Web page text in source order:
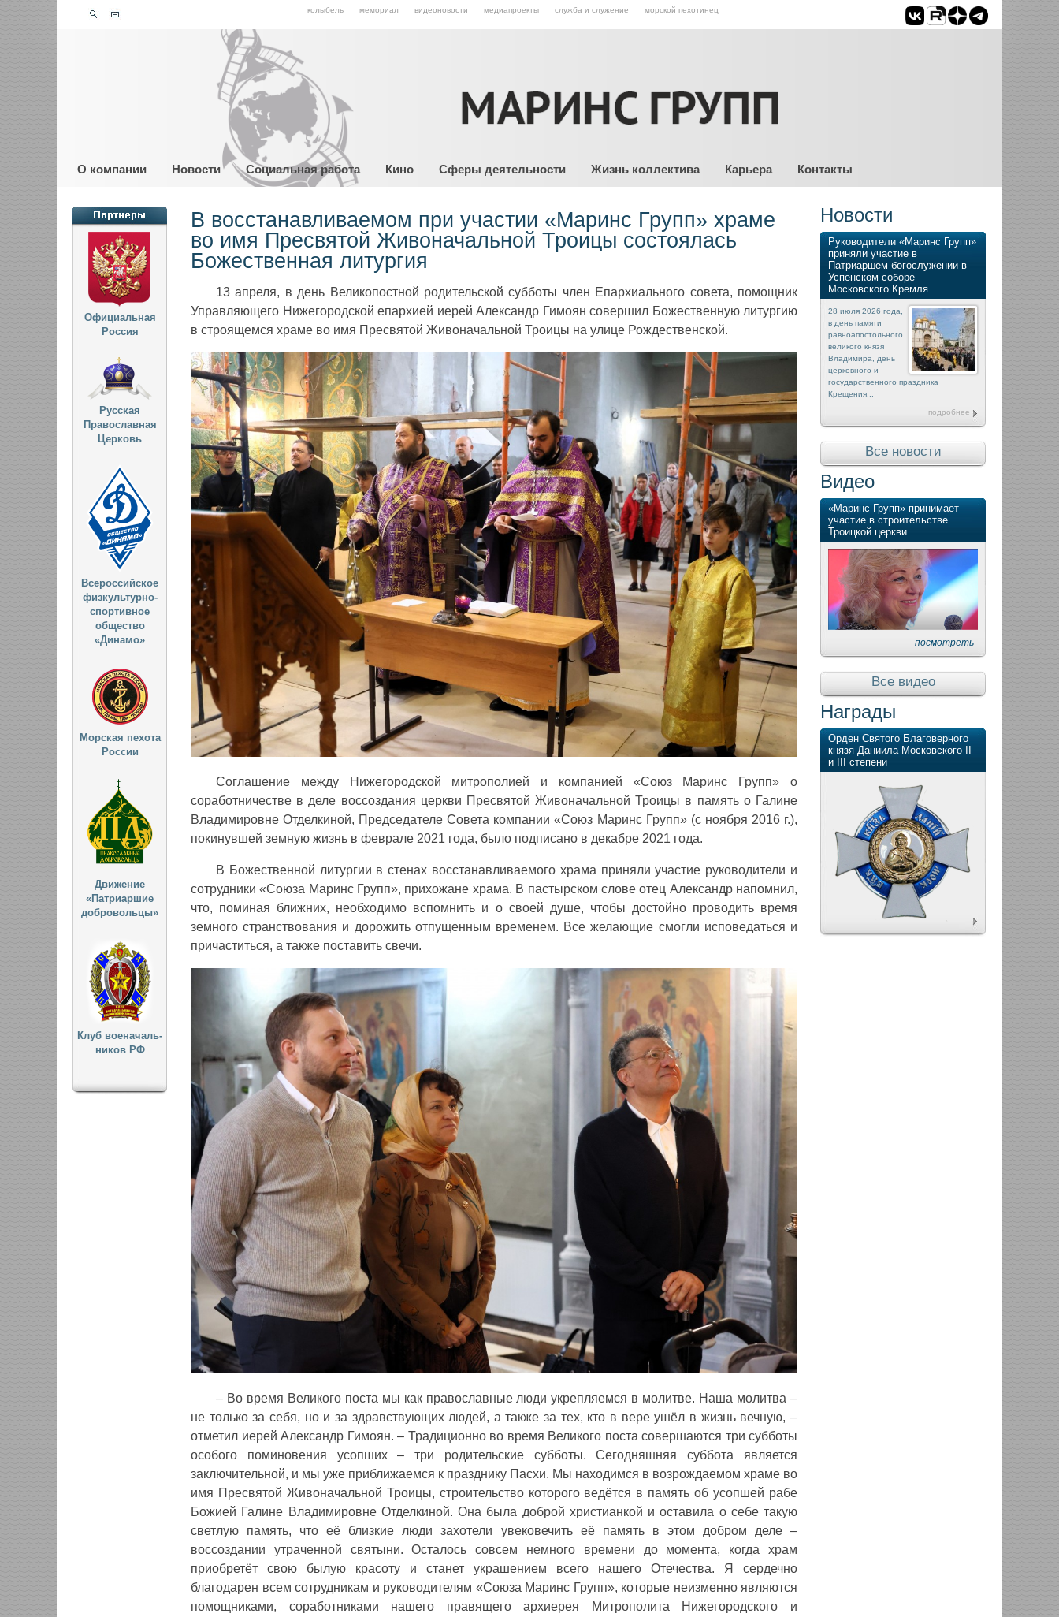
колыбель мемориал видеоновости медиапроекты служба и служение морской пехотинец
О компании Новости Социальная работа Кино Сферы деятельности Жизнь коллектива Карьера Контакты
В восстанавливаемом при участии «Маринс Групп» храме
во имя Пресвятой Живоначальной Троицы состоялась
Божественная литургия
13 апреля, в день Великопостной родительской субботы член Епархиального совета, помощник
Управляющего Нижегородской епархией иерей Александр Гимоян совершил Божественную литургию
в строящемся храме во имя Пресвятой Живоначальной Троицы на улице Рождественской.
Соглашение между Нижегородской митрополией и компанией «Союз Маринс Групп» о
соработничестве в деле воссоздания церкви Пресвятой Живоначальной Троицы в память о Галине
Владимировне Отделкиной, Председателе Совета компании «Союз Маринс Групп» (с ноября 2016 г.),
покинувшей земную жизнь в феврале 2021 года, было подписано в декабре 2021 года.
В Божественной литургии в стенах восстанавливаемого храма приняли участие руководители и
сотрудники «Союза Маринс Групп», прихожане храма. В пастырском слове отец Александр напомнил,
что, поминая ближних, необходимо вспомнить и о своей душе, чтобы достойно проводить время
земного странствования и дорожить отпущенным временем. Все желающие смогли исповедаться и
причаститься, а также поставить свечи.
‒ Во время Великого поста мы как православные люди укрепляемся в молитве. Наша молитва ‒
не только за себя, но и за здравствующих людей, а также за тех, кто в вере ушёл в жизнь вечную, ‒
отметил иерей Александр Гимоян. ‒ Традиционно во время Великого поста совершаются три субботы
особого поминовения усопших ‒ три родительские субботы. Сегодняшняя суббота является
заключительной, и мы уже приближаемся к празднику Пасхи. Мы находимся в возрождаемом храме во
имя Пресвятой Живоначальной Троицы, строительство которого ведётся в память об усопшей рабе
Божией Галине Владимировне Отделкиной. Она была доброй христианкой и оставила о себе такую
светлую память, что её близкие люди захотели увековечить её память в этом добром деле –
воссоздании утраченной святыни. Осталось совсем немного времени до момента, когда храм
приобретёт свою былую красоту и станет украшением всего нашего Отечества. Я сердечно
благодарен всем сотрудникам и руководителям «Союза Маринс Групп», которые неизменно являются
помощниками, соработниками нашего правящего архиерея Митрополита Нижегородского и
Официальная
Россия
Русская
Православная
Церковь
Всероссийское
физкультурно-
спортивное
общество
«Динамо»
Морская пехота
России
Движение
«Патриаршие
добровольцы»
Клуб военачаль-
ников РФ
Новости
Руководители «Маринс Групп»
приняли участие в
Патриаршем богослужении в
Успенском соборе
Московского Кремля
28 июля 2026 года,
в день памяти
равноапостольного
великого князя
Владимира, день
церковного и
государственного праздника
Крещения...
подробнее
Все новости
Видео
«Маринс Групп» принимает
участие в строительстве
Троицкой церкви
посмотреть
Все видео
Награды
Орден Святого Благоверного
князя Даниила Московского II
и III степени